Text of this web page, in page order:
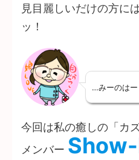
見目麗しいだけの方に
ッ！
…みーのは
今回は私の癒しの「カ
メンバー